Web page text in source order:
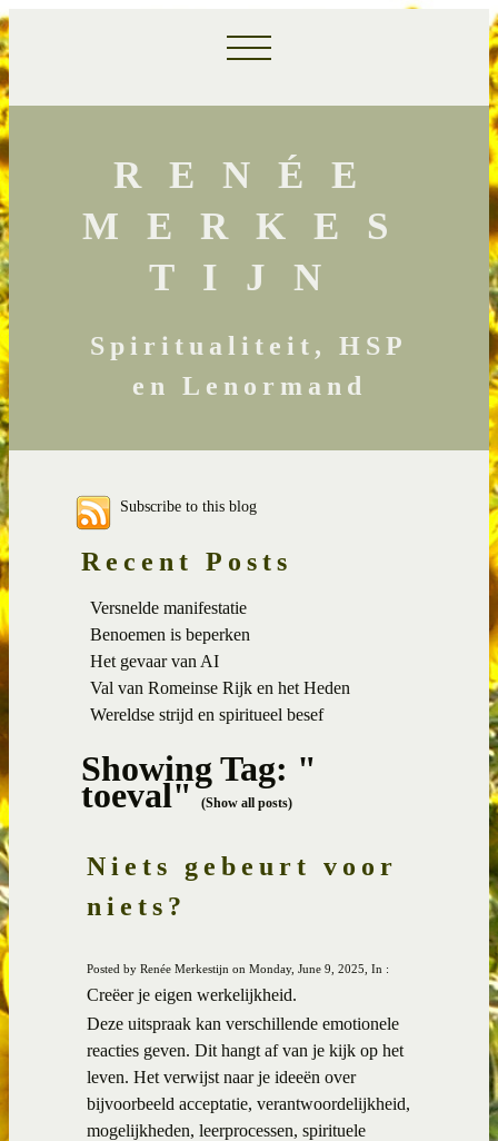
RENÉE
MERKES
TIJN
Spiritualiteit, HSP
en Lenormand
Subscribe to this blog
Recent Posts
Versnelde manifestatie
Benoemen is beperken
Het gevaar van AI
Val van Romeinse Rijk en het Heden
Wereldse strijd en spiritueel besef
Showing Tag: "
toeval"(Show all posts)
Niets gebeurt voor
niets?
Posted by Renée Merkestijn on Monday, June 9, 2025, In :
Creëer je eigen werkelijkheid.
Deze uitspraak kan verschillende emotionele
reacties geven. Dit hangt af van je kijk op het
leven. Het verwijst naar je ideeën over
bijvoorbeeld acceptatie, verantwoordelijkheid,
mogelijkheden, leerprocessen, spirituele